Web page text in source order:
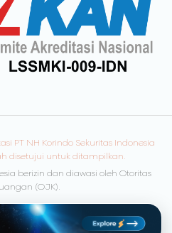
PT NH Korindo Sekuritas Indonesia
disetujui untuk ditampilkan.
berizin dan diawasi oleh Otoritas
(OJK).
Sekuritas. All rights reserved.